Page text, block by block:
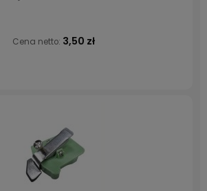
Cena netto: 3,50 zł